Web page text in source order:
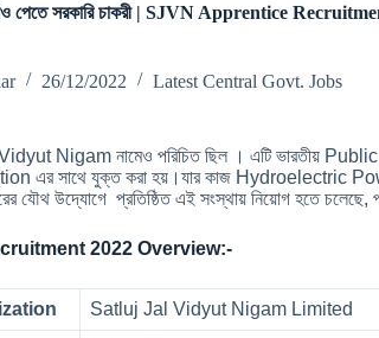
পেতে সরকারি চাকরী | SJVN Apprentice
26/12/2022 Latest Central Govt. Jobs
Nigam নামেও পরিচিত ছিল । এটি ভারতীয়
এর সাথে যুক্ত করা হয়।যার কাজ Hydroelectric
যৌথ উদ্যোগে প্রতিষ্ঠিত এই সংস্থায় নিয়োগ হতে
2022 Overview:-
Satluj Jal Vidyut Nigam Limited